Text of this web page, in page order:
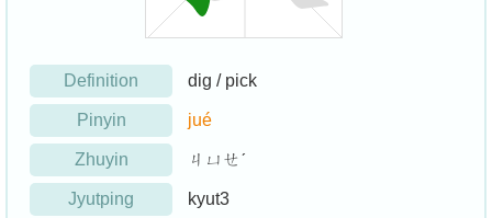
Definition dig / pick
Pinyin jué
Zhuyin ㄐㄩㄝˊ
Jyutping kyut3